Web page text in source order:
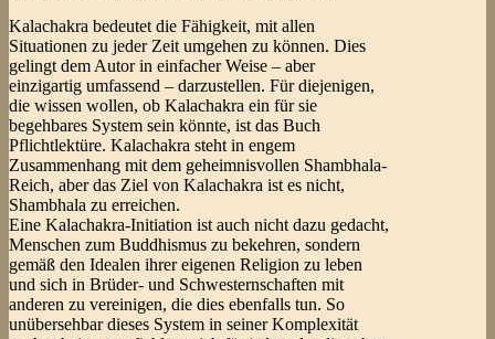
Kalachakra bedeutet die Fähigkeit, mit allen
Situationen zu jeder Zeit umgehen zu können. Dies
gelingt dem Autor in einfacher Weise – aber
einzigartig umfassend – darzustellen. Für diejenigen,
die wissen wollen, ob Kalachakra ein für sie
begehbares System sein könnte, ist das Buch
Pflichtlektüre. Kalachakra steht in engem
Zusammenhang mit dem geheimnisvollen Shambhala-
Reich, aber das Ziel von Kalachakra ist es nicht,
Shambhala zu erreichen.
Eine Kalachakra-Initiation ist auch nicht dazu gedacht,
Menschen zum Buddhismus zu bekehren, sondern
gemäß den Idealen ihrer eigenen Religion zu leben
und sich in Brüder- und Schwesternschaften mit
anderen zu vereinigen, die dies ebenfalls tun. So
unübersehbar dieses System in seiner Komplexität